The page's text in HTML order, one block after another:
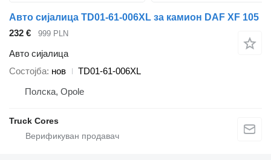
Авто сијалица TD01-61-006XL за камион DAF XF 105
232 €
999 PLN
Авто сијалица
Состојба нов
TD01-61-006XL
Полска, Opole
Truck Cores